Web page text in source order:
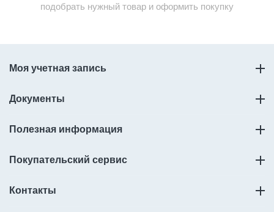
подобрать нужный товар и оформить покупку
Моя учетная запись
Документы
Полезная информация
Покупательский сервис
Контакты